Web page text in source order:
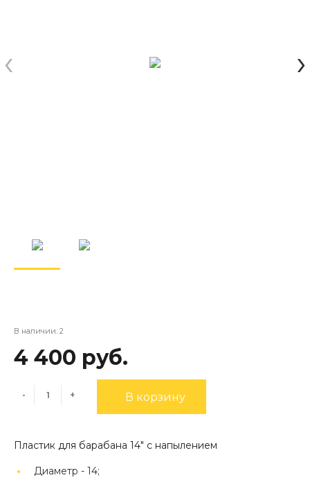
‹ ›
В наличии: 2
4 400 руб.
- + В корзину
Пластик для барабана 14" с напылением
Диаметр - 14;